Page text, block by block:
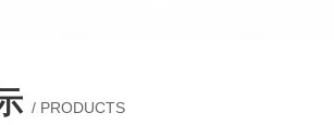
/ PRODUCTS